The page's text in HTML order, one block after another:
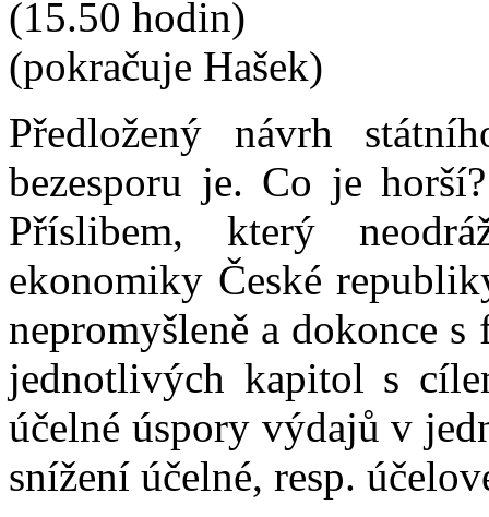
(15.50 hodin)
(pokračuje Hašek)
Předložený návrh
bezesporu je. Co je
Příslibem, který
ekonomiky České
nepromyšleně a dokonce
jednotlivých kapitol s
účelné úspory výdajů v
snížení účelné, resp.